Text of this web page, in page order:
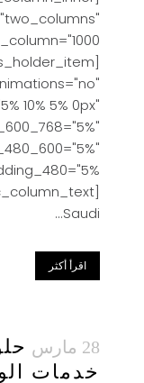
10% 5% 0px"
Saudi...
اقرأ أكثر
28 مارس
خدمات